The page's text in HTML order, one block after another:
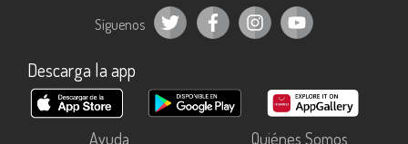
Síguenos
Descarga la app
Ayuda
Quiénes Somos